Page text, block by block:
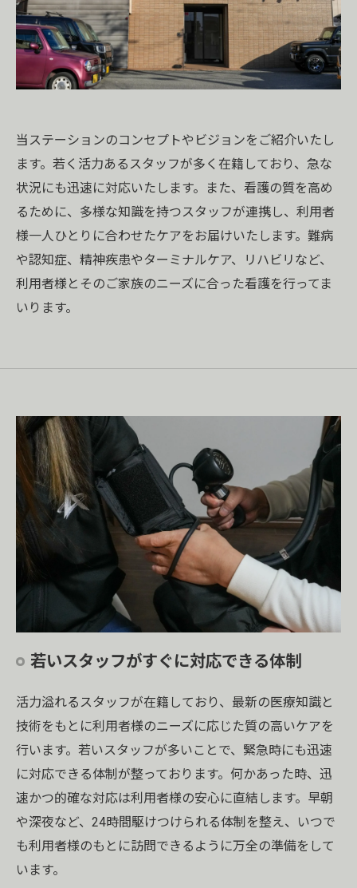
当ステーションのコンセプトやビジョンをご紹介いたし
ます。若く活力あるスタッフが多く在籍しており、急な
状況にも迅速に対応いたします。また、看護の質を高め
るために、多様な知識を持つスタッフが連携し、利用者
様一人ひとりに合わせたケアをお届けいたします。難病
や認知症、精神疾患やターミナルケア、リハビリなど、
利用者様とそのご家族のニーズに合った看護を行ってま
いります。
若いスタッフがすぐに対応できる体制
活力溢れるスタッフが在籍しており、最新の医療知識と
技術をもとに利用者様のニーズに応じた質の高いケアを
行います。若いスタッフが多いことで、緊急時にも迅速
に対応できる体制が整っております。何かあった時、迅
速かつ的確な対応は利用者様の安心に直結します。早朝
や深夜など、24時間駆けつけられる体制を整え、いつで
も利用者様のもとに訪問できるように万全の準備をして
います。